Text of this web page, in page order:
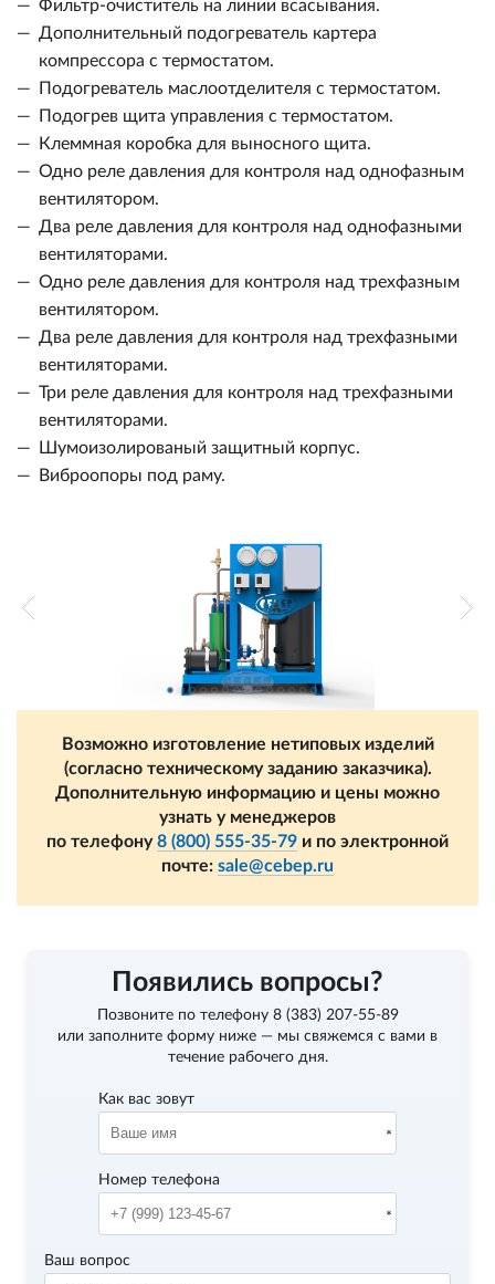
Фильтр-очиститель на линии всасывания.
Дополнительный подогреватель картера
компрессора с термостатом.
Подогреватель маслоотделителя с термостатом.
Подогрев щита управления с термостатом.
Клеммная коробка для выносного щита.
Одно реле давления для контроля над однофазным
вентилятором.
Два реле давления для контроля над однофазными
вентиляторами.
Одно реле давления для контроля над трехфазным
вентилятором.
Два реле давления для контроля над трехфазными
вентиляторами.
Три реле давления для контроля над трехфазными
вентиляторами.
Шумоизолированый защитный корпус.
Виброопоры под раму.
Возможно изготовление нетиповых изделий
(согласно техническому заданию заказчика).
Дополнительную информацию и цены можно
узнать у менеджеров
по телефону8 (800) 555-35-79 и по электронной
почте: sale@cebep.ru
Появились вопросы?
Позвоните по телефону 8 (383) 207-55-89
или заполните форму ниже — мы свяжемся с вами в
течение рабочего дня.
Как вас зовут
Номер телефона
Ваш вопрос